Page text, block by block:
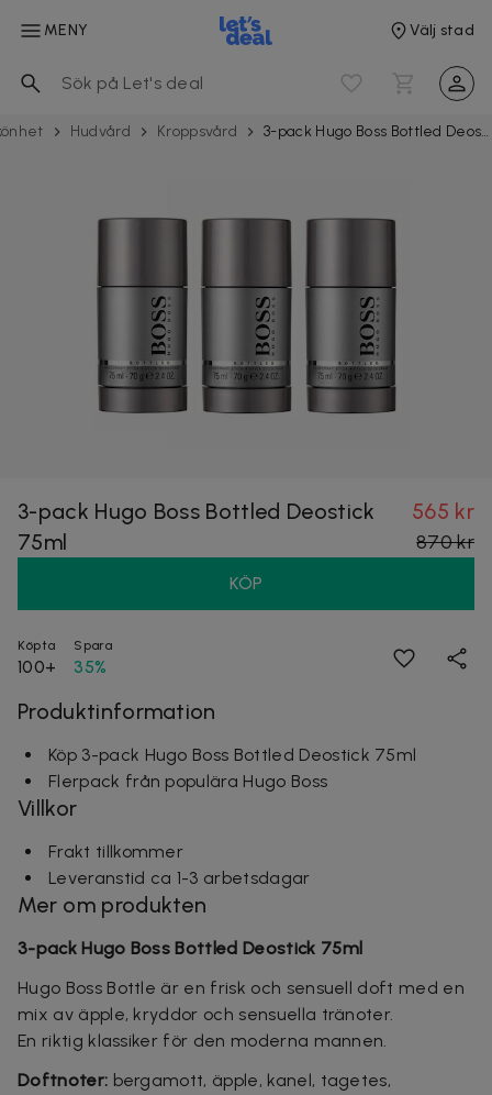
MENY Välj stad
Hudvård Kroppsvård 3-pack Hugo Boss Bottled Deostick 75ml
3-pack Hugo Boss Bottled Deostick
75ml
565 kr
870 kr
KÖP
Köpta
100+
Spara
35%
Produktinformation
Köp 3-pack Hugo Boss Bottled Deostick 75ml
Flerpack från populära Hugo Boss
Villkor
Frakt tillkommer
Leveranstid ca 1-3 arbetsdagar
Mer om produkten
3-pack Hugo Boss Bottled Deostick 75ml
Hugo Boss Bottle är en frisk och sensuell doft med en
mix av äpple, kryddor och sensuella tränoter.
En riktig klassiker för den moderna mannen.
Doftnoter: bergamott, äpple, kanel, tagetes,